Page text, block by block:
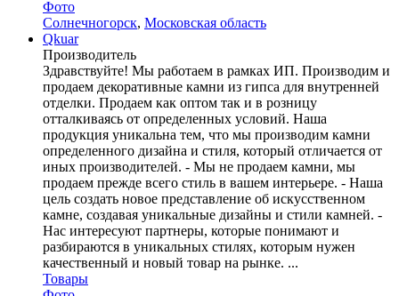
Фото
Солнечногорск, Московская область
Qkuar
Производитель
Здравствуйте! Мы работаем в рамках ИП. Производим и
продаем декоративные камни из гипса для внутренней
отделки. Продаем как оптом так и в розницу
отталкиваясь от определенных условий. Наша
продукция уникальна тем, что мы производим камни
определенного дизайна и стиля, который отличается от
иных производителей. - Мы не продаем камни, мы
продаем прежде всего стиль в вашем интерьере. - Наша
цель создать новое представление об искусственном
камне, создавая уникальные дизайны и стили камней. -
Нас интересуют партнеры, которые понимают и
разбираются в уникальных стилях, которым нужен
качественный и новый товар на рынке. ...
Товары